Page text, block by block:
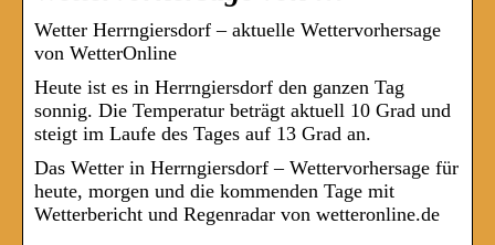
Wetter Herrngiersdorf – aktuelle Wettervorhersage
von WetterOnline
Heute ist es in Herrngiersdorf den ganzen Tag
sonnig. Die Temperatur beträgt aktuell 10 Grad und
steigt im Laufe des Tages auf 13 Grad an.
Das Wetter in Herrngiersdorf – Wettervorhersage für
heute, morgen und die kommenden Tage mit
Wetterbericht und Regenradar von wetteronline.de